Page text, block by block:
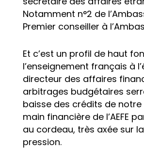
Notamment n°2 de
Premier conseiller à
Et c’est un profil de haut
l’enseignement français à
directeur des affaires
arbitrages budgétaires
baisse des crédits de notre
main financière de l’AEFE
au cordeau, très axée sur
pression.